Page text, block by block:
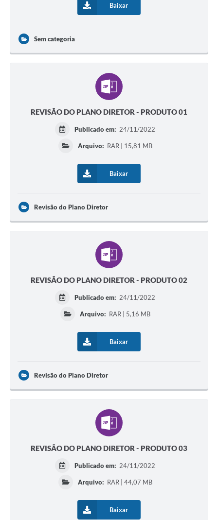
Baixar
Sem categoria
REVISÃO DO PLANO DIRETOR - PRODUTO 01
Publicado em: 24/11/2022
Arquivo: RAR | 15,81 MB
Baixar
Revisão do Plano Diretor
REVISÃO DO PLANO DIRETOR - PRODUTO 02
Publicado em: 24/11/2022
Arquivo: RAR | 5,16 MB
Baixar
Revisão do Plano Diretor
REVISÃO DO PLANO DIRETOR - PRODUTO 03
Publicado em: 24/11/2022
Arquivo: RAR | 44,07 MB
Baixar